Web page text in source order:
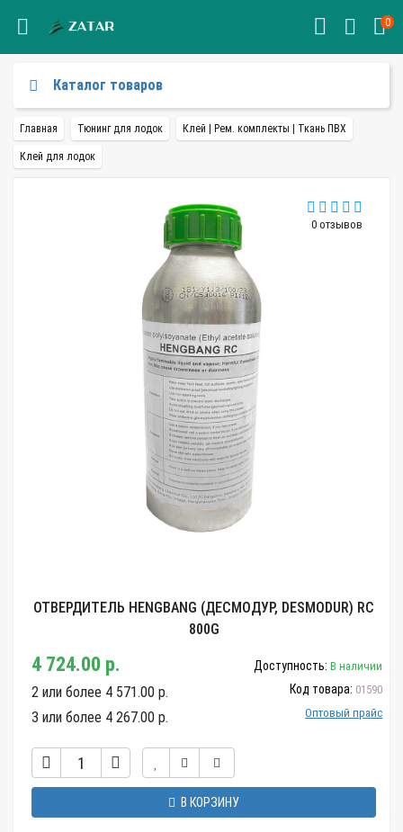
0
Каталог товаров
Главная Тюнинг для лодок Клей | Рем. комплекты | Ткань ПВХ
Клей для лодок
0 отзывов
ОТВЕРДИТЕЛЬ HENGBANG (ДЕСМОДУР, DESMODUR) RC
800G
4 724.00 р.
2 или более 4 571.00 р.
3 или более 4 267.00 р.
Доступность: В наличии
Код товара: 01590
Оптовый прайс
В КОРЗИНУ